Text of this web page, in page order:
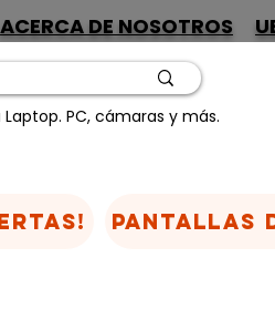
ACERCA DE NOSOTROS
PC, cámaras y más.
Pantallas